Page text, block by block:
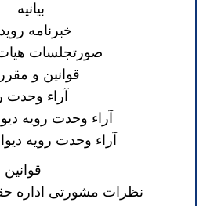
بیانیه
خبرنامه
صورتجلسات
قوانین و
آراء وحدت
آراء وحدت رویه
آراء وحدت رویه
قوانین
نظرات مشورتی اداره